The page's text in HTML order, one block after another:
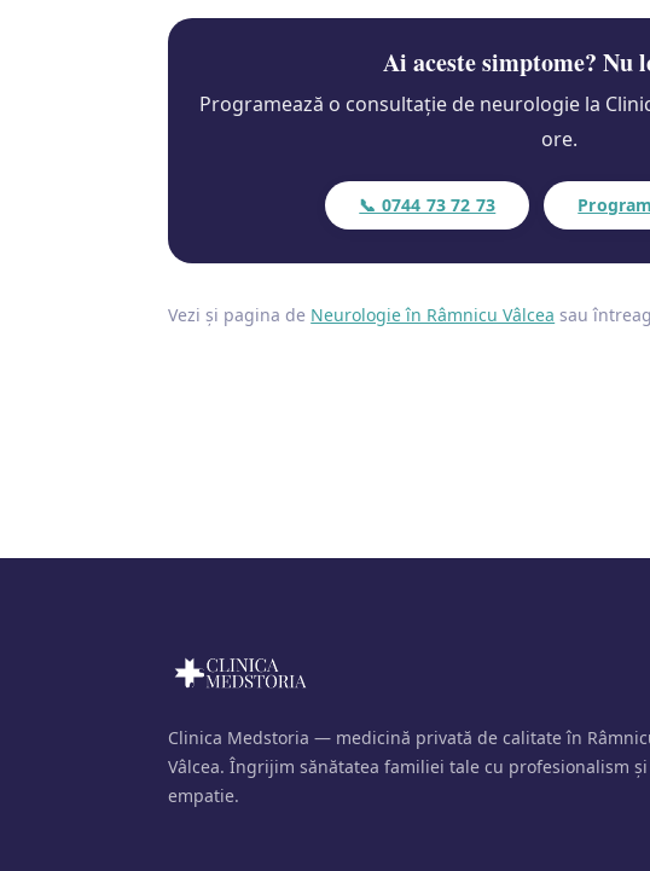
Ai aceste simptome? Nu
Programează o consultație de neurologie la
ore.
📞 0744 73 72 73
Vezi și pagina de Neurologie în Râmnicu Vâlcea sau
Clinica Medstoria — medicină privată de calitate în
Vâlcea. Îngrijim sănătatea familiei tale cu profesionalism și
empatie.